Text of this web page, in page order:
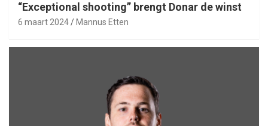
“Exceptional shooting” brengt Donar de winst
6 maart 2024 Mannus Etten